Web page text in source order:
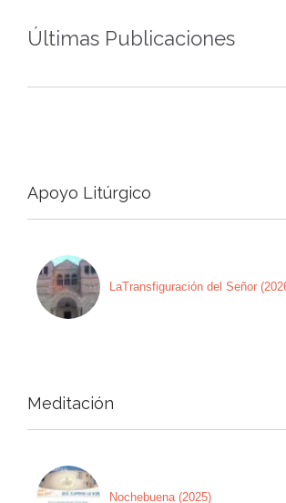
Últimas Publicaciones
Apoyo Litúrgico
LaTransfiguración del Señor
Meditación
Nochebuena (2025)